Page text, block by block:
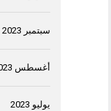
سبتمبر 2023
أغسطس 2023
يوليو 2023